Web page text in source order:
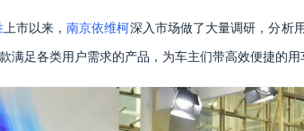
上市以来，南京依维柯深入市场做了大量调研，分析
满足各类用户需求的产品，为车主们带高效便捷的用